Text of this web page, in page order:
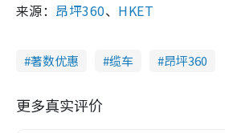
来源： 昂坪360、 HKET
著数优惠 缆车 昂坪360
更多真实评价